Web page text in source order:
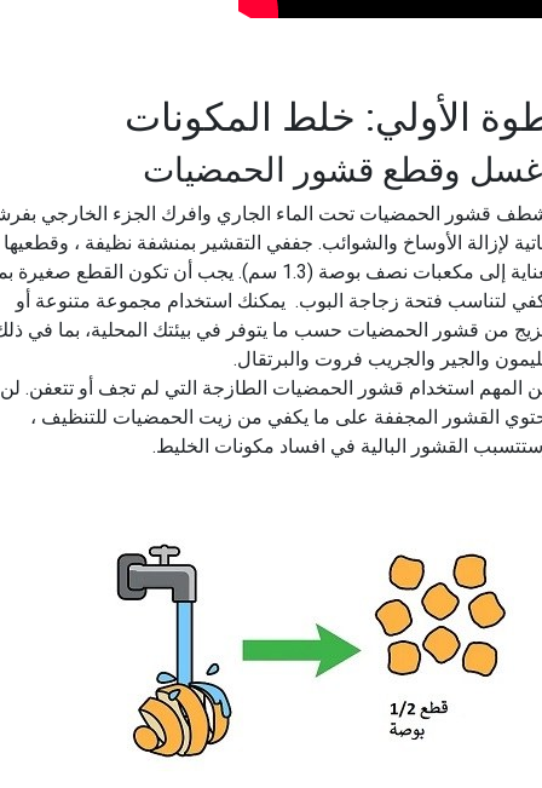
الأولي: خلط المكونات
وقطع قشور الحمضيات
قشور الحمضيات تحت الماء الجاري وافرك الجزء الخارجي
لإزالة الأوساخ والشوائب. جففي التقشير بمنشفة نظيفة ، وقطعيها
بعناية إلى مكعبات نصف بوصة (1.3 سم). يجب أن تكون القطع صغيرة
لتناسب فتحة زجاجة البوب. يمكنك استخدام مجموعة متنوعة أو
من قشور الحمضيات حسب ما يتوفر في بيئتك المحلية، بما في
والجير والجريب فروت والبرتقال.
المهم استخدام قشور الحمضيات الطازجة التي لم تجف أو تتعفن. لن
القشور المجففة على ما يكفي من زيت الحمضيات للتنظيف ،
القشور البالية في افساد مكونات الخليط.